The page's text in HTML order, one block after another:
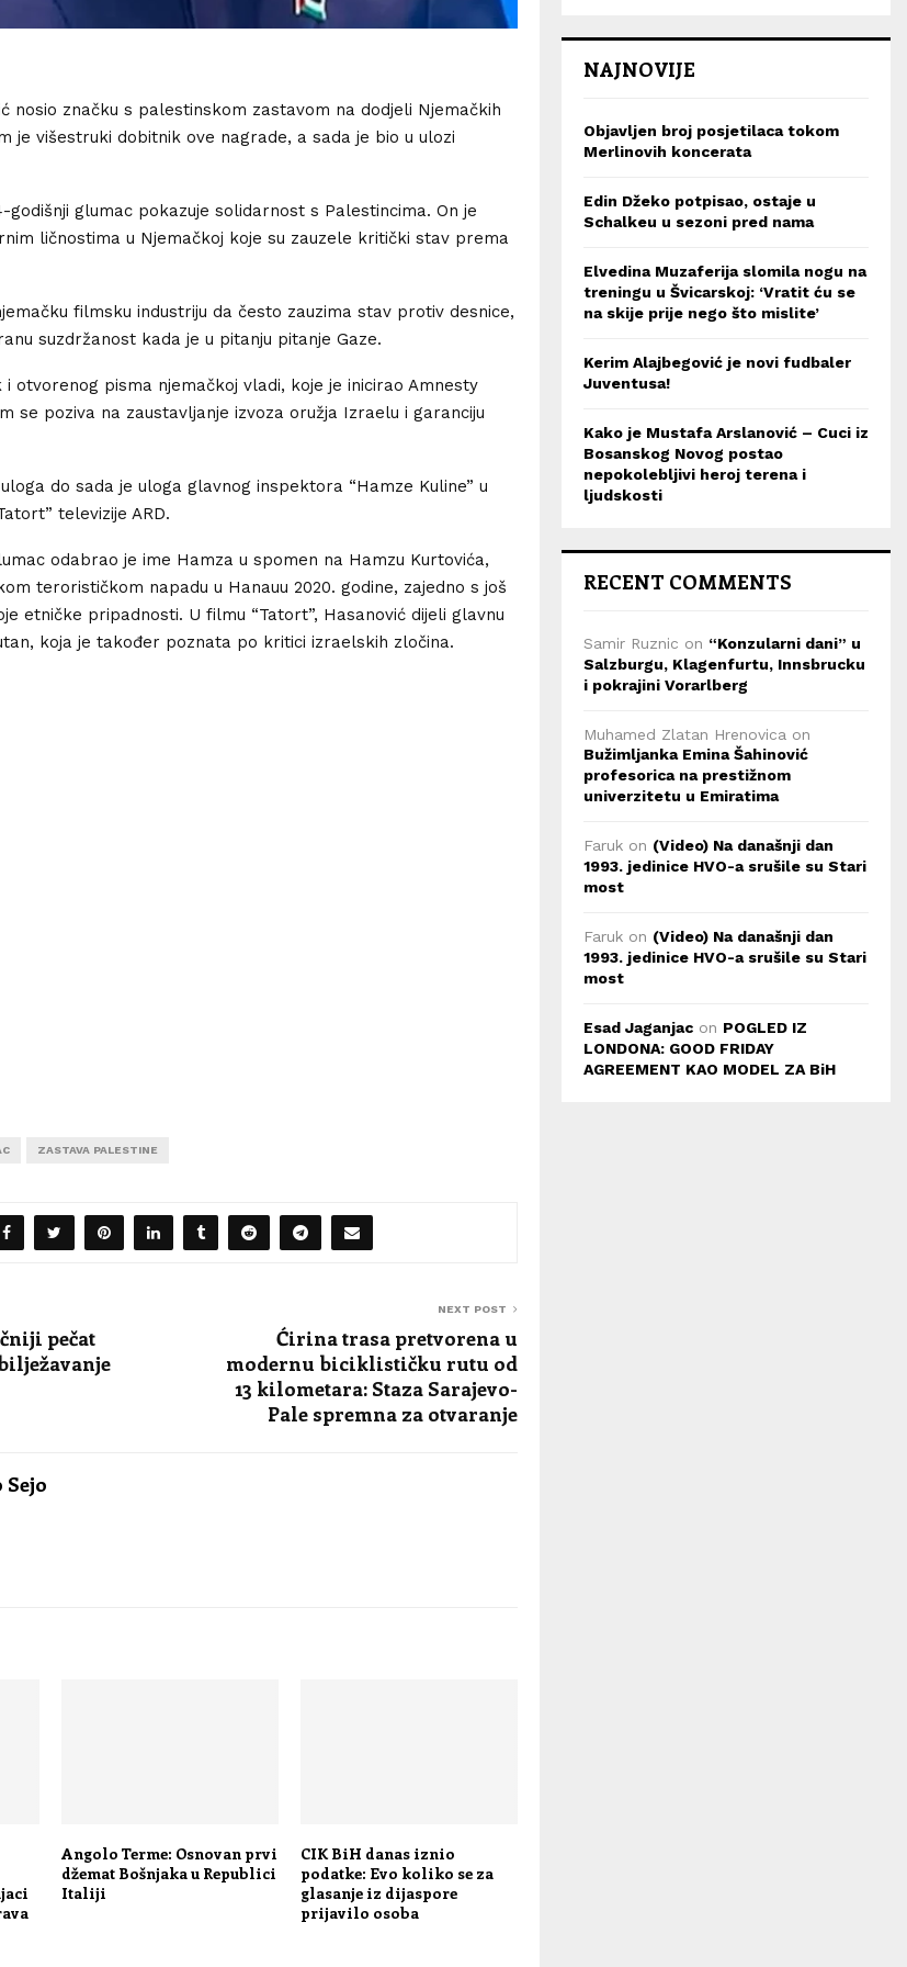
nosio značku s palestinskom zastavom na dodjeli Njemačkih
je višestruki dobitnik ove nagrade, a sada je bio u ulozi
godišnji glumac pokazuje solidarnost s Palestincima. On je
ličnostima u Njemačkoj koje su zauzele kritički stav prema
filmsku industriju da često zauzima stav protiv desnice,
suzdržanost kada je u pitanju pitanje Gaze.
i otvorenog pisma njemačkoj vladi, koje je inicirao Amnesty
se poziva na zaustavljanje izvoza oružja Izraelu i garanciju
do sada je uloga glavnog inspektora “Hamze Kuline” u
televizije ARD.
odabrao je ime Hamza u spomen na Hamzu Kurtovića,
terorističkom napadu u Hanauu 2020. godine, zajedno s još
etničke pripadnosti. U filmu “Tatort”, Hasanović dijeli glavnu
koja je također poznata po kritici izraelskih zločina.
ZASTAVA PALESTINE
pečat
NEXT POST
Ćirina trasa pretvorena u
modernu biciklističku rutu od
13 kilometara: Staza Sarajevo-
Pale spremna za otvaranje
Sejo
Angolo Terme: Osnovan prvi
džemat Bošnjaka u Republici
Italiji
CIK BiH danas iznio
podatke: Evo koliko se za
glasanje iz dijaspore
prijavilo osoba
NAJNOVIJE
Objavljen broj posjetilaca tokom
Merlinovih koncerata
Edin Džeko potpisao, ostaje u
Schalkeu u sezoni pred nama
Elvedina Muzaferija slomila nogu na
treningu u Švicarskoj: ‘Vratit ću se
na skije prije nego što mislite’
Kerim Alajbegović je novi fudbaler
Juventusa!
Kako je Mustafa Arslanović – Cuci iz
Bosanskog Novog postao
nepokolebljivi heroj terena i
ljudskosti
RECENT COMMENTS
Samir Ruznic on “Konzularni dani” u
Salzburgu, Klagenfurtu, Innsbrucku
i pokrajini Vorarlberg
Muhamed Zlatan Hrenovica on
Bužimljanka Emina Šahinović
profesorica na prestižnom
univerzitetu u Emiratima
Faruk on (Video) Na današnji dan
1993. jedinice HVO-a srušile su Stari
most
Faruk on (Video) Na današnji dan
1993. jedinice HVO-a srušile su Stari
most
Esad Jaganjac on POGLED IZ
LONDONA: GOOD FRIDAY
AGREEMENT KAO MODEL ZA BiH